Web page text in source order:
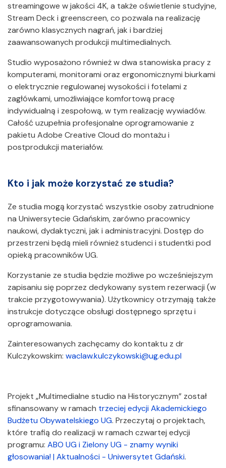
streamingowe w jakości 4K, a także oświetlenie studyjne,
Stream Deck i greenscreen, co pozwala na realizację
zarówno klasycznych nagrań, jak i bardziej
zaawansowanych produkcji multimedialnych.
Studio wyposażono również w dwa stanowiska pracy z
komputerami, monitorami oraz ergonomicznymi biurkami
o elektrycznie regulowanej wysokości i fotelami z
zagłówkami, umożliwiające komfortową pracę
indywidualną i zespołową, w tym realizację wywiadów.
Całość uzupełnia profesjonalne oprogramowanie z
pakietu Adobe Creative Cloud do montażu i
postprodukcji materiałów.
Kto i jak może korzystać ze studia?
Ze studia mogą korzystać wszystkie osoby zatrudnione
na Uniwersytecie Gdańskim, zarówno pracownicy
naukowi, dydaktyczni, jak i administracyjni. Dostęp do
przestrzeni będą mieli również studenci i studentki pod
opieką pracowników UG.
Korzystanie ze studia będzie możliwe po wcześniejszym
zapisaniu się poprzez dedykowany system rezerwacji (w
trakcie przygotowywania). Użytkownicy otrzymają także
instrukcje dotyczące obsługi dostępnego sprzętu i
oprogramowania.
Zainteresowanych zachęcamy do kontaktu z dr
Kulczykowskim: waclaw.kulczykowski@ug.edu.pl
Projekt „Multimedialne studio na Historycznym” został
sfinansowany w ramach trzeciej edycji Akademickiego
Budżetu Obywatelskiego UG. Przeczytaj o projektach,
które trafią do realizacji w ramach czwartej edycji
programu: ABO UG i Zielony UG - znamy wyniki
głosowania! | Aktualności - Uniwersytet Gdański.